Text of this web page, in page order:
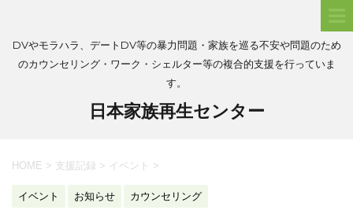
DVやモラハラ、デートDV等の暴力問題・家族を巡る不安や問題のため
のカウンセリング・ワーク・シェルター等の複合的支援を行っていま
す。
日本家族再生センター
HOME > 支援記録 > イベント >
イベント お知らせ カウンセリング